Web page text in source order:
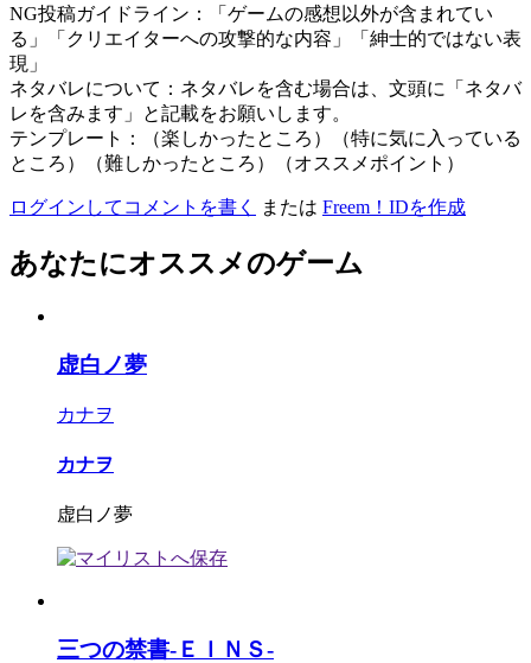
NG投稿ガイドライン：「ゲームの感想以外が含まれてい
る」「クリエイターへの攻撃的な内容」「紳士的ではない表
現」
ネタバレについて：ネタバレを含む場合は、文頭に「ネタバ
レを含みます」と記載をお願いします。
テンプレート：（楽しかったところ）（特に気に入っている
ところ）（難しかったところ）（オススメポイント）
ログインしてコメントを書く または Freem！IDを作成
あなたにオススメのゲーム
虚白ノ夢
カナヲ
カナヲ
虚白ノ夢
三つの禁書-ＥＩＮＳ-